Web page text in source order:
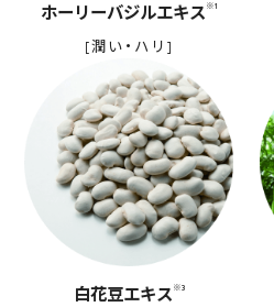
ホーリーバジルエキス ※1
[潤い・ハリ]
白花豆エキス ※3